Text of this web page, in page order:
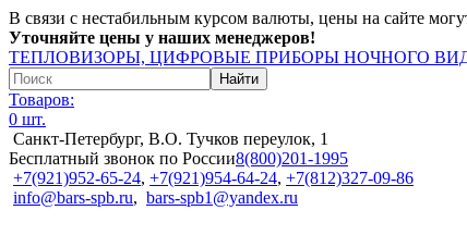
В связи с нестабильным курсом валюты, цены на сайте
Уточняйте цены у наших менеджеров!
ТЕПЛОВИЗОРЫ, ЦИФРОВЫЕ ПРИБОРЫ НОЧНОГО
Товаров:
0 шт.
Санкт-Петербург, В.О. Тучков переулок, 1
Бесплатный звонок по России8(800)201-1995
+7(921)952-65-24, +7(921)954-64-24, +7(812)327-09-86
info@bars-spb.ru, bars-spb1@yandex.ru